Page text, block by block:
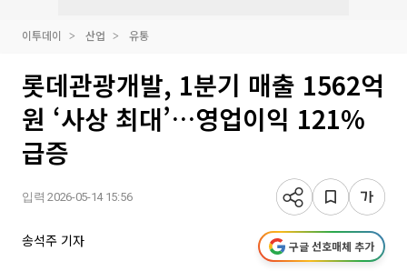
이투데이 산업 유통
롯데관광개발, 1분기 매출 1562억
원 ‘사상 최대’…영업이익 121%
급증
입력 2026-05-14 15:56
송석주 기자 구글 선호매체 추가